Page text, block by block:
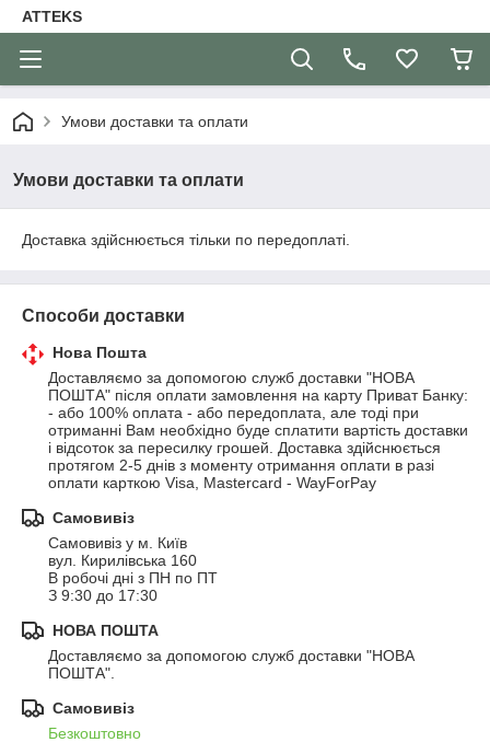
ATTEKS
Умови доставки та оплати
Умови доставки та оплати
Доставка здійснюється тільки по передоплаті.
Способи доставки
Нова Пошта
Доставляємо за допомогою служб доставки "НОВА
ПОШТА" після оплати замовлення на карту Приват Банку:
- або 100% оплата - або передоплата, але тоді при
отриманні Вам необхідно буде сплатити вартість доставки
і відсоток за пересилку грошей. Доставка здійснюється
протягом 2-5 днів з моменту отримання оплати в разі
оплати карткою Visa, Mastercard - WayForPay
Самовивіз
Самовивіз у м. Київ
вул. Кирилівська 160
В робочі дні з ПН по ПТ
З 9:30 до 17:30
НОВА ПОШТА
Доставляємо за допомогою служб доставки "НОВА
ПОШТА".
Самовивіз
Безкоштовно